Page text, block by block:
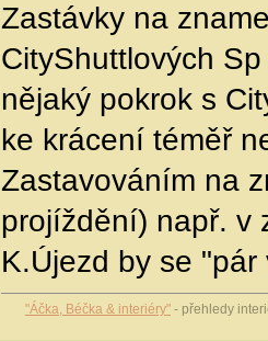
Zastávky na
CityShuttlových
nějaký pokrok s
ke krácení téměř
Zastavováním na
projíždění) např. v
K.Újezd by se
"Áčka, Béčka & interiéry" - přehledy